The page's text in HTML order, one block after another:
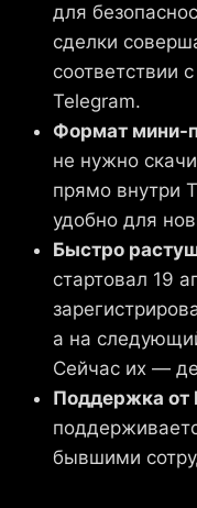
для
сделки
соответствии
Telegram.
Формат мини-
не нужно
прямо внутри
удобно для
Быстро
стартовал 19
а на
Сейчас их —
Поддержка от
бывшими